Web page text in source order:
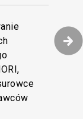
na
swoją